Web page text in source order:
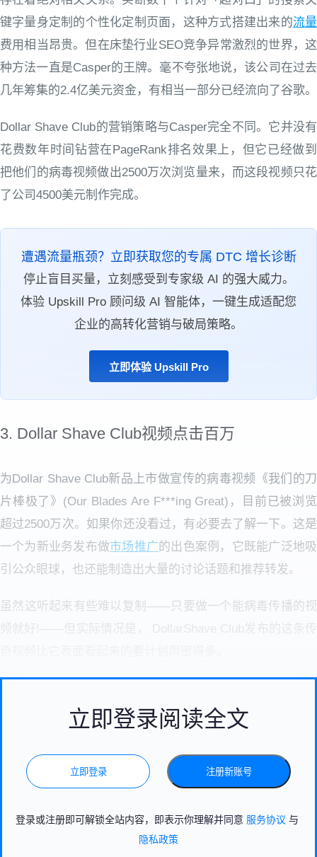
键字量身定制的个性化定制页面，这种方式搭建出来的流量
费用相当昂贵。但在床垫行业SEO竞争异常激烈的世界，这
种方法一直是Casper的王牌。毫不夸张地说，该公司在过去
几年筹集的2.4亿美元资金，有相当一部分已经流向了谷歌。
Dollar Shave Club的营销策略与Casper完全不同。它并没有
花费数年时间钻营在PageRank排名效果上，但它已经做到
把他们的病毒视频做出2500万次浏览量来，而这段视频只花
了公司4500美元制作完成。
遭遇流量瓶颈？立即获取您的专属 DTC 增长诊断
停止盲目买量，立刻感受到专家级 AI 的强大威力。
体验 Upskill Pro 顾问级 AI 智能体，一键生成适配您
企业的高转化营销与破局策略。
立即体验 Upskill Pro
3. Dollar Shave Club视频点击百万
为Dollar Shave Club新品上市做宣传的病毒视频《我们的刀
片棒极了》(Our Blades Are F***ing Great)，目前已被浏览
超过2500万次。如果你还没看过，有必要去了解一下。这是
一个为新业务发布做市场推广的出色案例，它既能广泛地吸
引公众眼球，也还能制造出大量的讨论话题和推荐转发。
虽然这听起来有些难以复制——只要做一个能病毒传播的视
频就好!——但实际情况是， DollarShave Club发布的这条传
立即登录阅读全文
立即登录 注册新账号
登录或注册即可解锁全站内容，即表示你理解并同意 服务协议 与
隐私政策